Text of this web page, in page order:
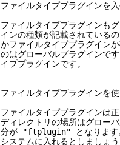
ファイルタイププラグインを
ファイルタイププラグインも
インの種類が記載されている
かファイルタイププラグイン
のはグローバルプラグインで
イププラグインです。
ファイルタイププラグインを
ファイルタイププラグインは
ディレクトリの場所はグロー
分が "ftplugin" となります
システムに入れるとしまし